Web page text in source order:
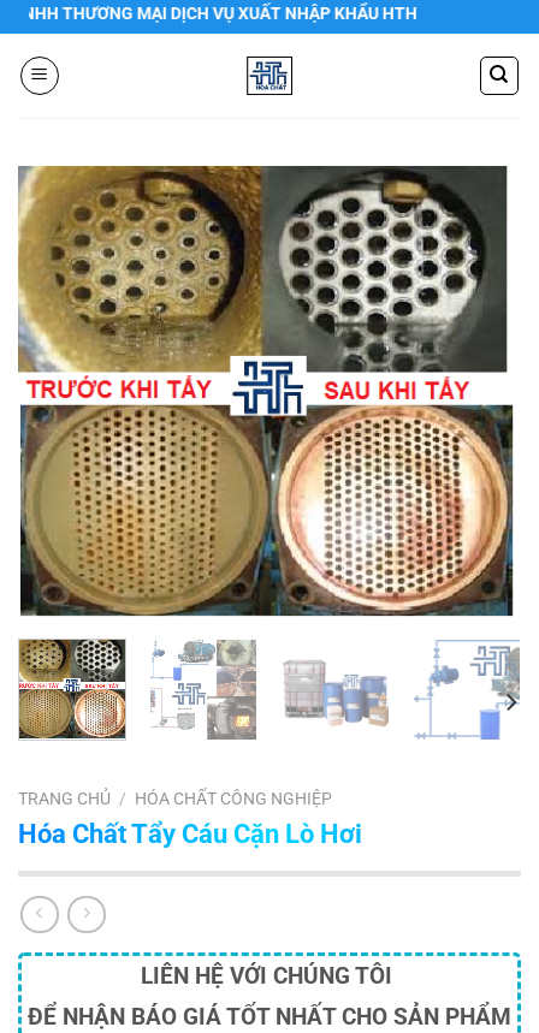
Chuyển
nội
THƯƠNG MẠI DỊCH VỤ XUẤT NHẬP KHẨU HTH
TRANG CHỦ / HÓA CHẤT CÔNG NGHIỆP
Hóa Chất Tẩy Cáu Cặn Lò Hơi
LIÊN HỆ VỚI CHÚNG TÔI
ĐỂ NHẬN BÁO GIÁ TỐT NHẤT CHO SẢN PHẨM